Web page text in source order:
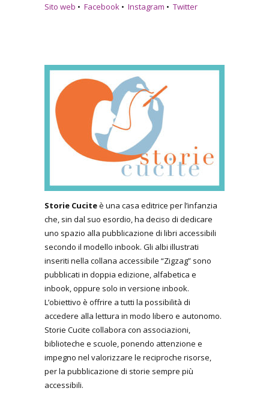
Sito web • Facebook • Instagram • Twitter
Storie Cuciteè una casa editrice per l’infanzia
che, sin dal suo esordio, ha deciso di dedicare
uno spazio alla pubblicazione di libri accessibili
secondo il modello inbook. Gli albi illustrati
inseriti nella collana accessibile “Zigzag” sono
pubblicati in doppia edizione, alfabetica e
inbook, oppure solo in versione inbook.
L’obiettivo è offrire a tutti la possibilità di
accedere alla lettura in modo libero e autonomo.
Storie Cucite collabora con associazioni,
biblioteche e scuole, ponendo attenzione e
impegno nel valorizzare le reciproche risorse,
per la pubblicazione di storie sempre più
accessibili.